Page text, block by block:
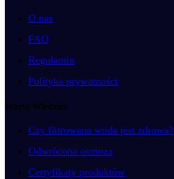
O nas
FAQ
Regulamin
Polityka prywatności
Warto Wiedzieć
Czy filtrowana woda jest zdrowa?
Odwrócona osmoza
Certyfikaty produktów